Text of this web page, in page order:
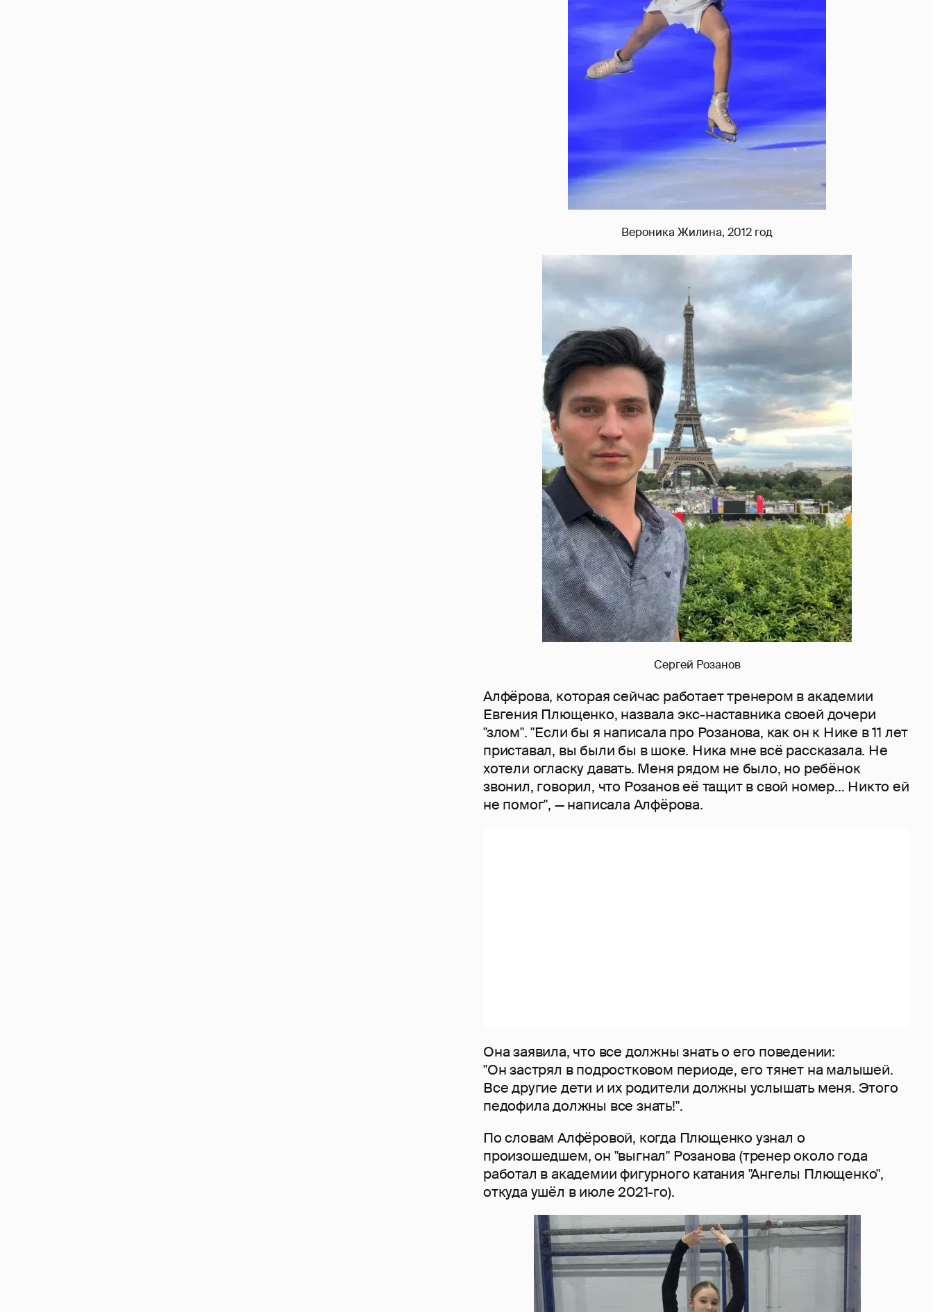
Вероника Жилина, 2012 год
Сергей Розанов
Алфёрова, которая сейчас работает тренером в академии
Евгения Плющенко, назвала экс-наставника своей дочери
"злом". "Если бы я написала про Розанова, как он к Нике в 11 лет
приставал, вы были бы в шоке. Ника мне всё рассказала. Не
хотели огласку давать. Меня рядом не было, но ребёнок
звонил, говорил, что Розанов её тащит в свой номер... Никто ей
не помог", — написала Алфёрова.
Она заявила, что все должны знать о его поведении:
"Он застрял в подростковом периоде, его тянет на малышей.
Все другие дети и их родители должны услышать меня. Этого
педофила должны все знать!".
По словам Алфёровой, когда Плющенко узнал о
произошедшем, он "выгнал" Розанова (тренер около года
работал в академии фигурного катания "Ангелы Плющенко",
откуда ушёл в июле 2021-го).